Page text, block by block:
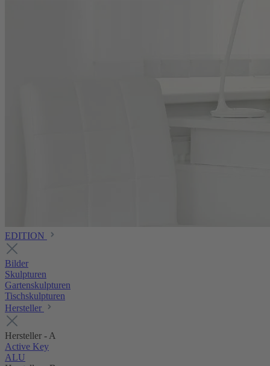
EDITION
Bilder
Skulpturen
Gartenskulpturen
Tischskulpturen
Hersteller
Hersteller - A
Active Key
ALU